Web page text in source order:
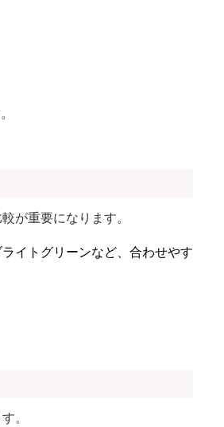
が重要になります。
イトグリーンなど、合わせやす
。